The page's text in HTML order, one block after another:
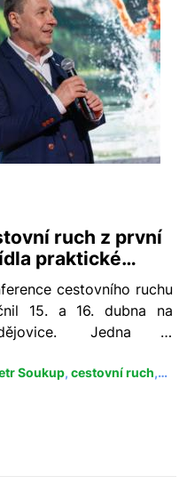
ruch z první
praktické
i inspiraci ze
cestovního ruchu
15. a 16. dubna na
Jedna z
akcí v oblasti turismu
a zaměřila se na sdílení
kteří cestovní ruch
Soukup, cestovní ruch,